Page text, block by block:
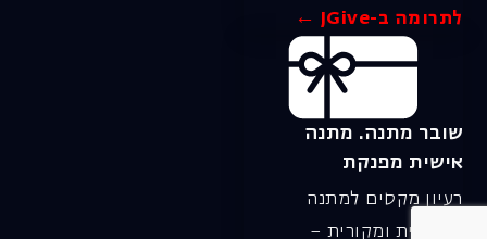
לתרומה ב-JGive ←
שובר מתנה. מתנה
אישית מפנקת
רעיון מקסים למתנה
חווייתית ומקורית –